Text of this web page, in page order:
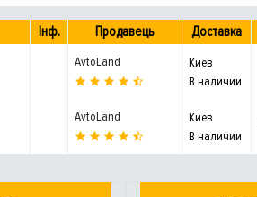
Інф. Продавець Доставка
AvtoLand
Киев
В наличии
AvtoLand
Киев
В наличии